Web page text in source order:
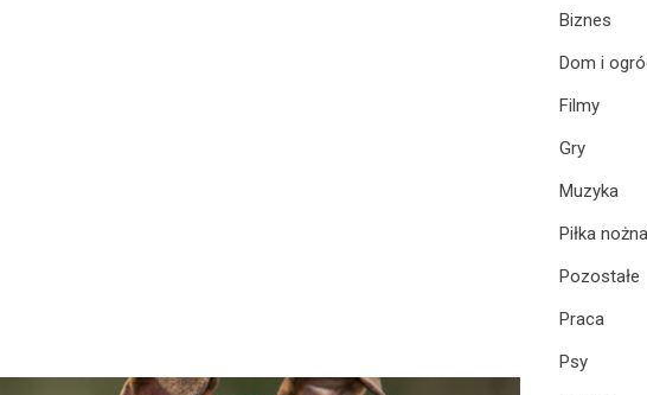
Biznes
Dom i
Filmy
Gry
Muzyka
Piłka nożna
Pozostałe
Praca
Psy